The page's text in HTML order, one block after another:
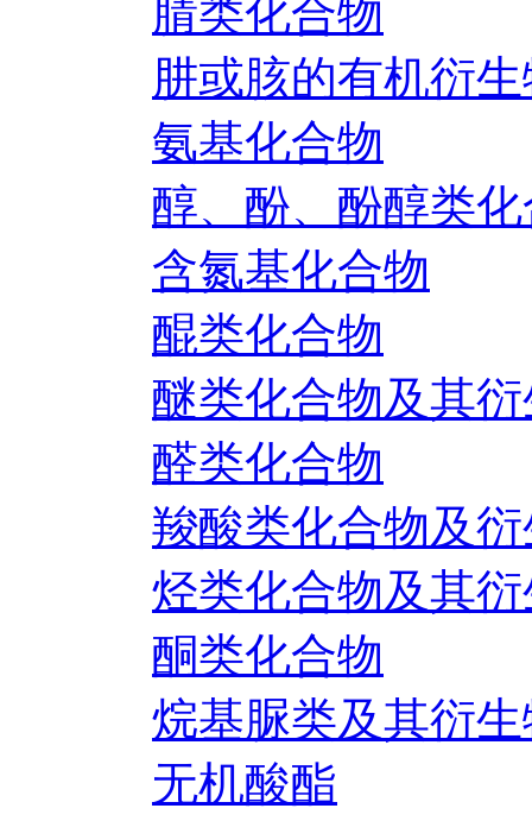
腈类化合物
肼或胲的有机衍
氨基化合物
醇、酚、酚醇类
含氮基化合物
醌类化合物
醚类化合物及其
醛类化合物
羧酸类化合物及
烃类化合物及其
酮类化合物
烷基脲类及其衍
无机酸酯